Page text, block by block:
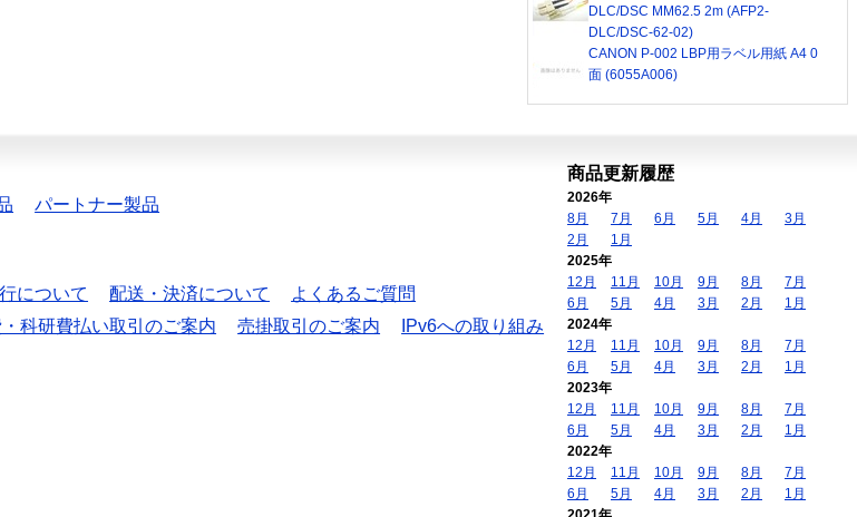
DLC/DSC MM62.5 2m (AFP2-
DLC/DSC-62-02)
CANON P-002 LBP用ラベル用紙 A4 0
面 (6055A006)
パートナー製品
について 配送・決済について
よくあるご質問
科研費払い取引のご案内 売掛取引のご案内
IPv6への取り組み
商品更新履歴
2026年
8月
7月 6月 5月 4月
3月
2月
1月
2025年
12月
11月 10月 9月 8月
7月
6月
5月 4月 3月 2月
1月
2024年
12月
11月 10月 9月 8月
7月
6月
5月 4月 3月 2月
1月
2023年
12月
11月 10月 9月 8月
7月
6月
5月 4月 3月 2月
1月
2022年
12月
11月 10月 9月 8月
7月
6月
5月 4月 3月 2月
1月